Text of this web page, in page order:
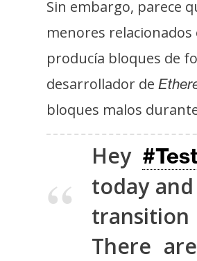
Sin embargo, parece
menores
producía bloques de
desarrollador de
bloques malos
Hey
today
There